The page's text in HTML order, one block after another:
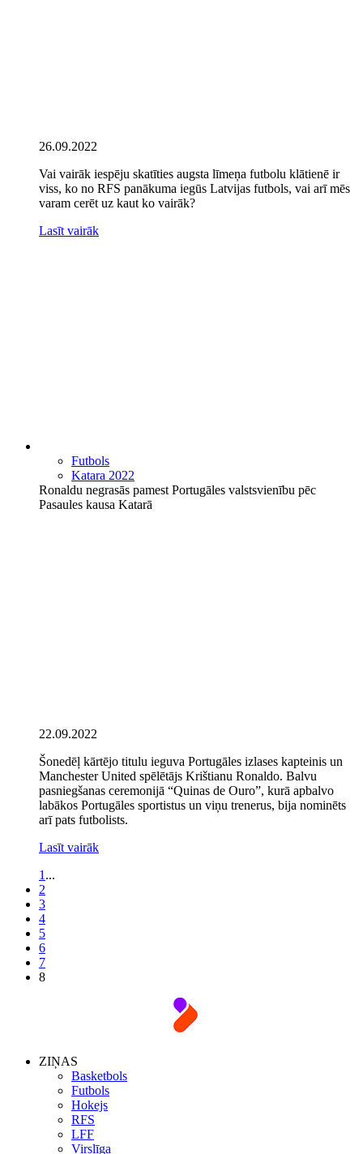
26.09.2022
Vai vairāk iespēju skatīties augsta līmeņa futbolu klātienē ir
viss, ko no RFS panākuma iegūs Latvijas futbols, vai arī mēs
varam cerēt uz kaut ko vairāk?
Lasīt vairāk
Futbols
Katara 2022
Ronaldu negrasās pamest Portugāles valstsvienību pēc
Pasaules kausa Katarā
22.09.2022
Šonedēļ kārtējo titulu ieguva Portugāles izlases kapteinis un
Manchester United spēlētājs Krištianu Ronaldo. Balvu
pasniegšanas ceremonijā “Quinas de Ouro”, kurā apbalvo
labākos Portugāles sportistus un viņu trenerus, bija nominēts
arī pats futbolists.
Lasīt vairāk
1 ...
2
3
4
5
6
7
8
ZIŅAS
Basketbols
Futbols
Hokejs
RFS
LFF
Virslīga